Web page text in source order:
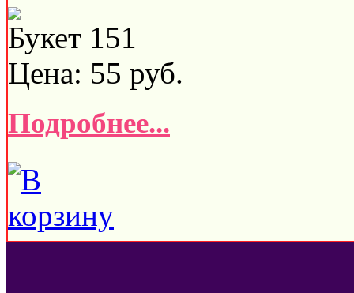
Букет 151
Цена: 55 руб.
Подробнее...